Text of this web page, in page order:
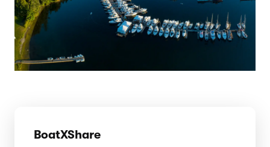
BoatXShare